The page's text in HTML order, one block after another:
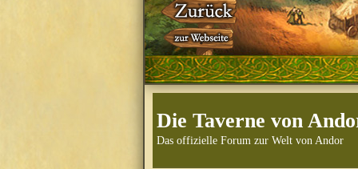
Die Taverne von
Das offizielle Forum zur Welt von Andor